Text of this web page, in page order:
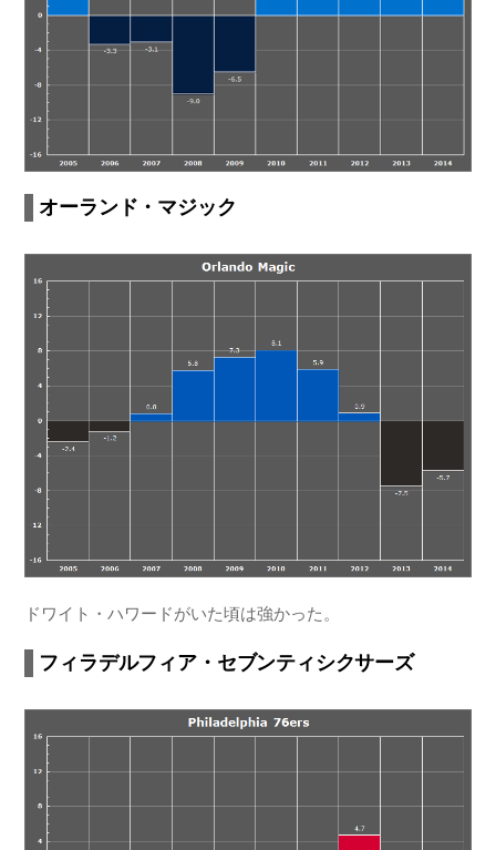
オーランド・マジック
ドワイト・ハワードがいた頃は強かった。
フィラデルフィア・セブンティシクサーズ